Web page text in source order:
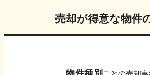
売却が得意な物件